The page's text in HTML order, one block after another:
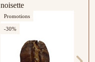
noisette
Promotions
-30%